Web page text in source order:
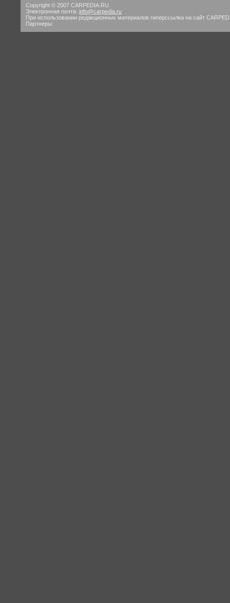
Copyright © 2007 CARPEDIA.RU
Электронная почта: info@carpedia.ru
При использовании редакционных материалов гиперссылка на сайт
Партнеры: